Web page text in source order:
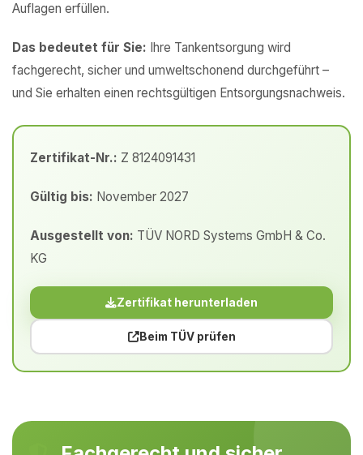
Auflagen erfüllen.
Das bedeutet für Sie: Ihre Tankentsorgung wird
fachgerecht, sicher und umweltschonend durchgeführt –
und Sie erhalten einen rechtsgültigen Entsorgungsnachweis.
Zertifikat-Nr.: Z 8124091431
Gültig bis: November 2027
Ausgestellt von: TÜV NORD Systems GmbH & Co.
KG
Zertifikat herunterladen
Beim TÜV prüfen